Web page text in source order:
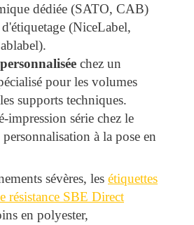
dédiée (SATO, CAB)
(NiceLabel,
chez un
pour les volumes
supports techniques.
impression série chez le
à la pose en
sévères, les étiquettes
résistance SBE Direct
en polyester,